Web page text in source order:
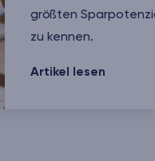
größten
zu kennen.
7 Tipps für ein
Artikel lesen